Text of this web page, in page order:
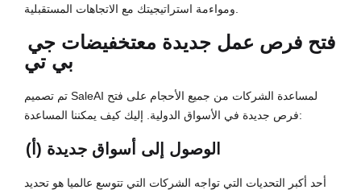
ومواءمة استراتيجيتك مع الاتجاهات المستقبلية.
فتح فرص عمل جديدة معتخفيضات جي
بي تي
تم تصميم SaleAI لمساعدة الشركات من جميع الأحجام على فتح
فرص جديدة في الأسواق الدولية. إليك كيف يمكننا المساعدة:
(أ) الوصول إلى أسواق جديدة
أحد أكبر التحديات التي تواجه الشركات التي تتوسع عالميا هو تحديد